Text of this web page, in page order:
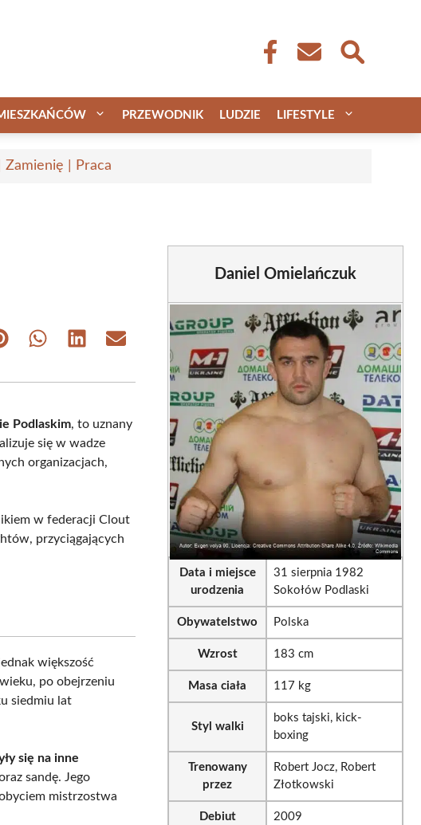
PRZEWODNIK LUDZIE LIFESTYLE
Zamienię | Praca
Share Share Share
Podlaskim, to uznany
się w wadze
organizacjach,
w federacji Clout
przyciągających
większość
po obejrzeniu
siedmiu lat
się na inne
sandę. Jego
mistrzostwa
Daniel Omielańczuk
Data i miejsce
urodzenia
31 sierpnia 1982
Sokołów Podlaski
Obywatelstwo Polska
Wzrost 183 cm
Masa ciała 117 kg
Styl walki
boks tajski, kick-
boxing
Trenowany
przez
Robert Jocz, Robert
Złotkowski
Debiut 2009